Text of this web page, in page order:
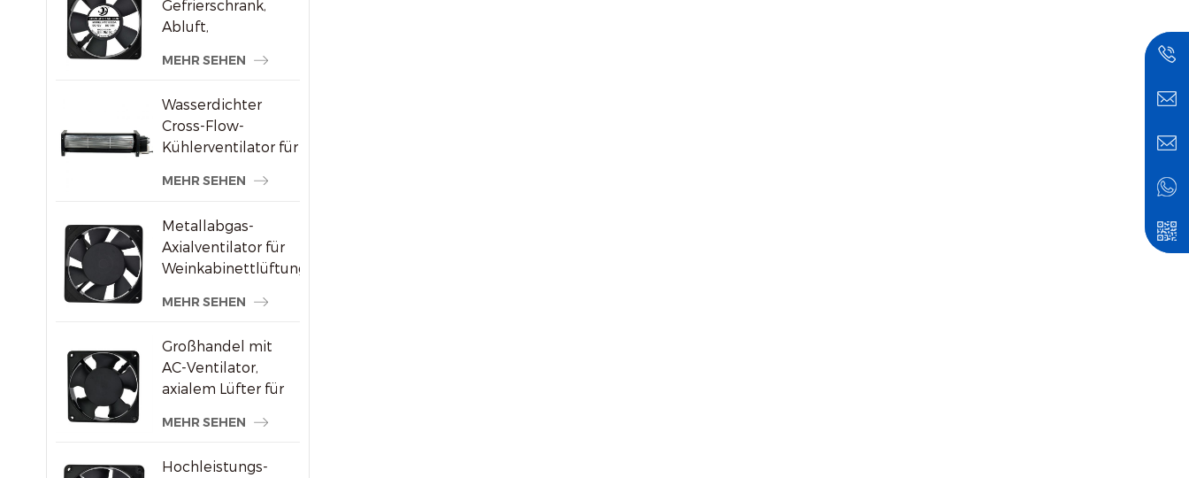
Gefrierschrank,
Abluft,
Axialventilator
MEHR SEHEN
Wasserdichter
Cross-Flow-
Kühlerventilator für
MEHR SEHEN
Metallabgas-
Axialventilator für
Weinkabinettlüftung
MEHR SEHEN
Großhandel mit
AC-Ventilator,
axialem Lüfter für
MEHR SEHEN
Hochleistungs-